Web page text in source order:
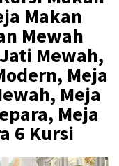
Makan
Mewah
Mewah,
Meja
Meja
Meja
6 Kursi